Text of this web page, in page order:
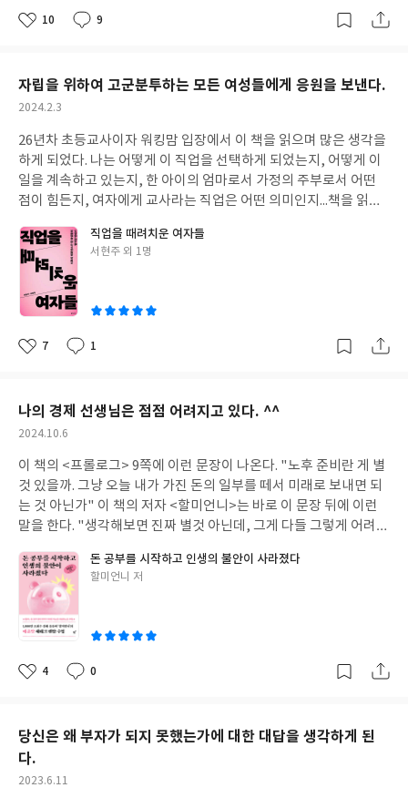
럽게 교사의 정년과 커리어까지도 생각하게 된다. 그만큼 한 사람의
아이들의 경제 교육에도 적용했으면 좋겠다.
우리나라 초중고 교육과정에는 추구하는 인간상이 있다. 2015 개정
간상으로 들어왔을 때 조금 웃기다는 생각이 들었는데 그 무엇보다
중요한 가치가 아닌가 생각한다. <자기주도적인 사람>, <창의적인
정에서 추구하는 인간상이다. 작가가 말한 어린 시절이 언제쯤인지
는 모르겠지만 참으로 시대를 앞서간 것 같다. 작가의 아버지는 작가
가 유능한 사람이 되도록 하기 위해 <우물 정 자>를 천 번을 쓰게 하
였지만, 작가는 오페라 <라 보엠>의 아리아를 통해 교양을 생각했
다. 작년 5학년 미술 시간에 현대미술을 가르치다가 교과서에 나온
<뒤샹>을 이야기 하는데 아이들이 얼마나 웃으면서 깔깔대는지 나
와 아이들은 서로를 바라보면서 한참을 웃었다. 나름대로 교양을 쌓
아 나가는 일이 이렇게나 힘든 일이구나 싶었다. 글의 마지막 부분 <
어떤 위안>은 이 책의 클라이막스에 해당하는 것 같다. 뭔가 난해하
야 할 것 같다. 아버지의 유품 속에서 발견한 베트남 전쟁에 참전 중
아버지의 앞으로 펼쳐질 미래의 사실들, 하지만 그건 이미 오래된
다양한 삶을 상상하는 장면은 마치 영화 속 '영화의 한 장면' 처럼 위
안을 준다. 김영하 작가는 행복해 보이지 않았던 아버지의 삶을 아버
지가 살지 못했던 또 다른 삶을 상상하면서 아버지가 잠시나마 행복
한 한 때를 살아볼 수 있도록 한 것 같다. 아버지를 사랑하는 아들의
축복된 여정으로 남기를 기원한다. 이 메시지 하나만으로도 이 책은
읽을 만한 가치가 충분하다고 생각한다. 인생의 중반에서 앞으로 내
삶이 어떻게 흘러갈지 모른다. 하지만 내가 어떤 인생을 살 던 그건
'단 한 번의 내 삶'이 되는 것이다. 내가 어떤 삶을 살 던 그 삶은 의미
있고 가치 있는 삶이 될 것이다. 그렇게 되도록 노력할 것이기 때문
이다.
입했을 때 그 느낌, 그 행복감을 알기 때문에 비교적 몰입하려고 하
는데, 문제는 몰입하기까지의 의지력이 부족하다는 것이다. 이 책에
값'세팅을 다르게 하려는 시도를 해 보았다. 항상 설거지가 깨끗이
되어 있는 싱크대, 깨끗하게 정돈된 침대, 깨끗한 식탁 이 상태를 기
습관 형성을 이용하여 기본값을 바꾸는 것이다. 또, 이 책에서는 어
떤 일을 할 때 전문가의 길을 갈 것을 이야기한다. 우리가 생각할 때
도전하는 것을 좋은 것이라고 생각할 수 있지만 도전적 접근법으로
는 타고난 성취의 한계를 극복할 수 없고 항상 도전과 한계의 부딪힘
을 주기적으로 반복할 따름이라고 한다. <목적의식을 가지고 접근>
했을 때 타고난 성취의 한계를 뚫고 전진할 수 있다는 것이다. 그랬
을 때 생산성이 높아지고 우리의 단 하나의 인생 목표를 달성할 수
있는 것이다. 목적의식을 가지고, 우선순위에 의해 단 하나에 집중
할 때 그 곳에서 우리는 기적을 만나고 마법이 이뤄진다고 한다. 이
위해서는 파고들어야 한다. 그것이 초점탐색 질문이고, 탁월한 성과
을 확보하고, 계획할 시간을 확보하라고 한다. 성공하는 사람들은
항상 확실한 휴식과 보상을 하는 이유가 있다. 지치지 않고 단 하나
목표와 월간 목표를 확인하고 검토할 시간이 필요하다. 끈기는 장거
리 경주가 아니라 계속해서 이어지는 여러 개의 단거리 경주다. 끈기
가 없는 사람들이 의지력이 없음을 탓하는데 끈기는 의지력이라기
보다는 단 하나의 일을 잘 실천해 나가기 위해 적절하게 휴식하고 계
획하는 것이 더 중요하다는 것을 이 문구가 보여준다. 내가 목적의식
과 우선순위를 가지고 단 하나에 집중해 나갈 때 끈기는 자동으로 생
기고 이 끈기가 나를 높은 생산성의 단계로 데려다 줄 것이다. 단 하
나의 일을 위해서 전진할 것이다. 그러면 성공에 다다를 것이다. 좋
은 책을 읽을 수 있게 해 준 게리 켈러, 제이 파파산 저자님께 감사의
으로 올라와 얼마되지 않은 돈을 가지고 고시원에서 생활하고, 취업
모습에서 정말 존경하는 마음이 저절로 우러나왔다. 돈이 없는데 어
떻게 대학원을 다녔을까 싶었는데 모두 학자금 대출을 받아가며 학
업을 이어가는 등 자신의 인생을 개척하기 위해 노력하는 모습에서
인생 성공기를 보는 듯 했다. 그 뒤에 나오는 워킹맘이 되어 육아와
직장을 두고 고민하는 문제는 우리 시대 모든 워킹맘들이 모두 겪는
당연한 문제라고 생각되어서 어찌보면 가장 가슴아픈 대목이 가장
평범해 보이기까지 했다. 부자가 되는 법에 대한 책들을 많이 읽어보
는 부분이 많은 것 같다. 더 이른 나이에 바른 소비 습관에 대한 교육
을 받지 못하고 어른이 되는 우리나라 현실이 참 안타깝다. 올바른
경제 관념과 올바른 소비 습관에 대해 모든 사람들이 공유하고 공감
하면 젊은 나이에 돈을 헛되이 쓰고 잘못된 경제 생활로 고통받는 일
이 없을 텐데 많은 사람들이 너무나 시간을 허비하고 과소비, 사치
와 허영에 빠져드는 우리나라의 현실이 안타까울 뿐이다. 저자처럼
일상 생활과 삶에서 소비를 줄이고 돈을 아끼고 모으는 생활 태도와
몸에 익히기도 전에 광고와 미디어를 통해 잘못된 소비를 따라하게
되고, 대기업의 광고에 자기도 모르게 현혹되어 자신의 경제적 여건
에 맞지도 않는 소비를 하고, 정작 학교에서 철저히 배우고 습관으
로 몸에 익혀야 할 경제(소비와 저축, 투자)를 하나도 배우지 못한
채 성인이 되어서 엄청난 과소비를 하고 나서 현실을 깨닫고 뒤늦게
이런 책을 보며 저자와 같은 멘토의 가르침을 받으며 부자가 되거나
평생 과소비의 늪에 빠져 후회하는 삶을 살거나 하는 것 같다. 저자
는 정말 간절하게 부자가 되길 원했고, 정말 운이 좋게도 너무나 유
명한 '유수진'이라는 부자 멘토를 만날 수 있었다. 책 속에 나와있는
유수진 부자언니의 문장만 읽어도 그분의 그 표정과 또렷한 말투가
바로 눈앞에서 재생되는 듯하다. 훌륭한 멘토를 만나서 그대로 따라
하며 부자가 되었듯이 이제 많은 사람들이 저자의 책을 읽으며 부자
몰 앞을 지나가다 예쁜 그릇을 보며 살까 하다가 다시 한 번 생각을
좋
10
댓
9
작
자립을 위하여 고군분투하는 모든 여성들에게 응원을 보낸다.
작
일
2024.2.3
26년차 초등교사이자 워킹맘 입장에서 이 책을 읽으며 많은 생각을
하게 되었다. 나는 어떻게 이 직업을 선택하게 되었는지, 어떻게 이
일을 계속하고 있는지, 한 아이의 엄마로서 가정의 주부로서 어떤
점이 힘든지, 여자에게 교사라는 직업은 어떤 의미인지...책을 읽는
런 저런 생각을 하게 되었다. 그러면서 이 책을 다 읽고 난 후에는 과
연 '여자들에게 좋은 직업이 아닌 다른 직업'의 여성들은 어떻게 자
신의 직업과 가정의 일, 아이의 양육을 동시에 하면서 인생을 살아
가는지 궁금했다. 또한 전업주부로 살아가는 여성들은 과연 어떤 삶
을 살아가는지 그 사람들의 고민과 생각들이 정말 궁금했다. 아마도
이 모든 대한민국의 여성들은 모두 다 그들 나름대로의 기쁨과 슬픔
직 초등교사로서 그들과 같은 또래의 직업과 삶에 대한 진지한 '레
퍼런스'가 많이 나온다. 이 책을 읽으며 2020년 코로나시기에 읽어
던 '나는 87년생 초등교사입니다.'라는 책이 많이 생각났다. 그 무렵
읽었던 '90년대생이 온다'라는 책도 마찬가지 맥락으로 우리의 직
장과 일터는 흔히 말하는 MZ세대라 일컫는 80년대 후반과 90년대
생이 이미 들어와 있었고 교직에도 이제 곧 2000년대생을 맞이할
날도 멀지 않았다. 나는 소위 말하는 X세대이다. 우리나라 경제발전
절을 보냈기 때문에 너무나 자유롭게 큰 걱정없이 젊은 시절을 보냈
다고 할 수 있다. 99년에 임용과 동시에 첫 교직생활을 시작할 무렵
에는 110만원 정도의 첫 월급을 받으며 X세대라는 자유로움보다는
상하관계가 정확한 그 당시 교직문화에 맞춰 고분고분 직장생활을
했었던 것 같다. 그러다 2020년 무렵 학교생활을 하면서 80년대생~
90년대생 후배 선생님들과 함께 생활하면서 '아 이 분들은 우리와
는 다르구나' 라는 생각을 많이 하게 되었는데 그건 비단 교직뿐만
못하고 시키면 시키는 대로 해오던 이전의 문화가 아니라 철저히 자
신의 생각과 의견을 내고 공개석상에서도 전혀 거리낌이 없는 그 세
대를 보며 깜짝 놀라던 때가 생각난다. 이렇듯이 우리 사회에 어엿한
직업을 때려치운 여자들
글
서현주 외 1명
좋
7
댓
1
작
나의 경제 선생님은 점점 어려지고 있다. ^^
작
일
2024.10.6
이 책의 <프롤로그> 9쪽에 이런 문장이 나온다. "노후 준비란 게 별
것 있을까. 그냥 오늘 내가 가진 돈의 일부를 떼서 미래로 보내면 되
는 것 아닌가" 이 책의 저자 <할미언니>는 바로 이 문장 뒤에 이런
말을 한다. "생각해보면 진짜 별것 아닌데, 그게 다들 그렇게 어려울
대 작가(치열한 20대를 지나온)가 정말 진심으로 이야기 하는 것 같
아서 더 깊은 생각을 하게 된다. 이 별거 아닌 것을 왜 많은 사람들은
실천하지 못하는 걸까? 몰라서 안 했을까? 아니면 알고는 있지만 달
콤한 현재를 사느라 하기 싫어서 안하고 있는 것일까? 그것도 아니
면 미래를 준비할 여유조차 없는 팍팍한 현실 때문일까? 저자가 말
하는 '노후준비'를 일찍 시작하기만 한다면 모든 것이 해결된다. 그
내가 읽은 수많은 재테크 도서 가운데 가장 어린 작가님이 쓴 책인
것 같다. 그만큼 신선하고, 대단하고, 흥미진진하다. 보통은 퇴직과
은퇴를 앞둔 분들이 그동안의 후회와 노하우를 담아서 책을 쓰기도
하고, 아니면 젊은 시절 수많은 과소비와 시류에 편승하여 돈을 낭
돈 공부를 시작하고 인생의 불안이 사라졌다
글
할미언니 저
좋
4
댓
0
작
당신은 왜 부자가 되지 못했는가에 대한 대답을 생각하게 된
다.
작
2023.6.11